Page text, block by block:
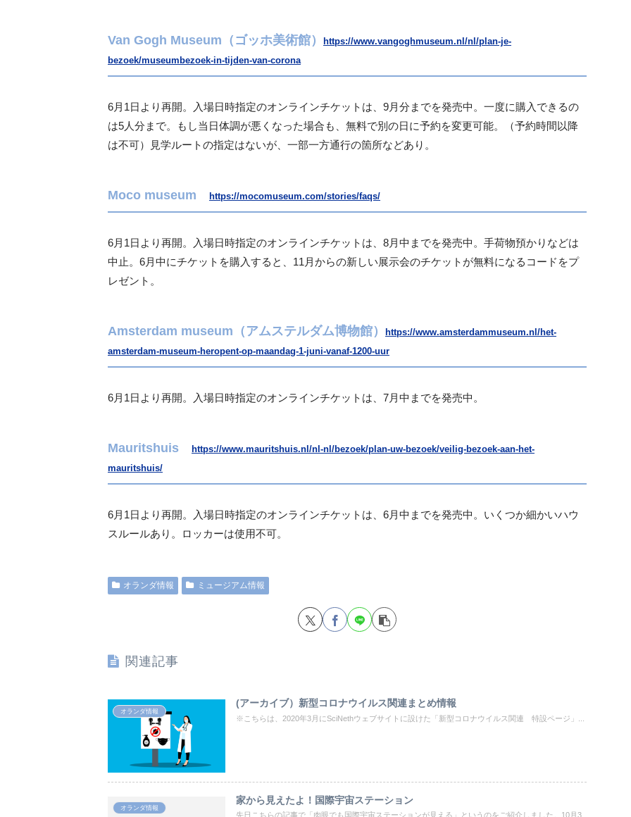
Van Gogh Museum（ゴッホ美術館）
https://www.vangoghmuseum.nl/nl/plan-je-
bezoek/museumbezoek-in-tijden-van-corona
6月1日より再開。入場日時指定のオンラインチケットは、9月分までを発売中。一度に購入できるの
は5人分まで。もし当日体調が悪くなった場合も、無料で別の日に予約を変更可能。（予約時間以降
は不可）見学ルートの指定はないが、 一部一方通行の箇所などあり。
Moco museum https://mocomuseum.com/stories/faqs/
6月1日より再開。入場日時指定のオンラインチケットは、8月中までを発売中。手荷物預かりなどは
中止。6月中にチケットを購入すると、 11月からの新しい展示会のチケットが無料になるコードをプ
レゼント。
Amsterdam museum（アムステルダム博物館）
https://www.amsterdammuseum.nl/het-
amsterdam-museum-heropent-op-maandag-1-juni-vanaf-1200-uur
6月1日より再開。入場日時指定のオンラインチケットは、7月中までを発売中。
Mauritshuis
https://www.mauritshuis.nl/nl-nl/bezoek/plan-uw-bezoek/veilig-bezoek-aan-het-
mauritshuis/
6月1日より再開。入場日時指定のオンラインチケットは、6月中までを発売中。いくつか細かいハウ
スルールあり。ロッカーは使用不可。
オランダ情報 ミュージアム情報
関連記事
オランダ情報
(アーカイブ）新型コロナウイルス関連まとめ情報
※こちらは、2020年3月にSciNethウェブサイトに設けた「新型コロナウイルス関連 特設ページ」...
オランダ情報
家から見えたよ！国際宇宙ステーション
先日こちらの記事で「肉眼でも国際宇宙ステーションが見える」というのをご紹介しました。10月3